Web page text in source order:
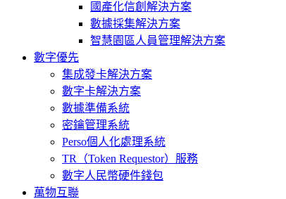
國產化信創解決方案
數據採集解決方案
智慧園區人員管理解決方案
數字優先
集成發卡解決方案
數字卡解決方案
數據準備系統
密鑰管理系統
Perso個人化處理系統
TR（Token Requestor）服務
數字人民幣硬件錢包
萬物互聯